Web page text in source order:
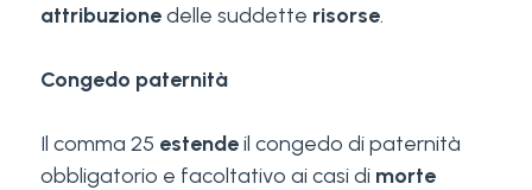
attribuzionedelle suddette risorse.
Congedo paternità
Il comma 25 estendeil congedo di paternità
obbligatorio e facoltativo ai casi di morte